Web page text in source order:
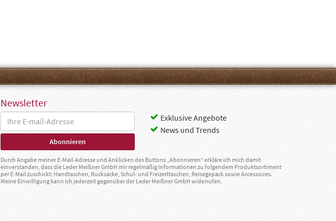
Newsletter
Exklusive Angebote
News und Trends
Durch Angabe meiner E-Mail-Adresse und Anklicken des Buttons „Abonnieren“ erkläre ich mich damit
einverstanden, dass die Leder Meißner GmbH mir regelmäßig Informationen zu folgendem Produktsortiment
per E-Mail zuschickt: Handtaschen, Rucksäcke, Schul- und Freizeittaschen, Reisegepäck sowie Accessoires.
Meine Einwilligung kann ich jederzeit gegenüber der Leder Meißner GmbH widerrufen.